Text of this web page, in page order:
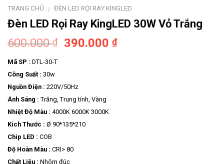
TRANG CHỦ / ĐÈN LED RỌI RAY KINGLED
Đèn LED Rọi Ray KingLED 30W Vỏ Trắng
600.000₫ 390.000₫
Mã SP : DTL-30-T
Công Suất : 30w
Nguồn Điện : 220V/50Hz
Ánh Sáng : Trắng, Trung tính, Vàng
Nhiệt Độ Màu : 4000K 6000K 3000K
Kích Thước : Ø 90*135*210
Chip LED : COB
Độ Hoàn Màu : CRI> 80
Chất Liệu : Nhôm đúc